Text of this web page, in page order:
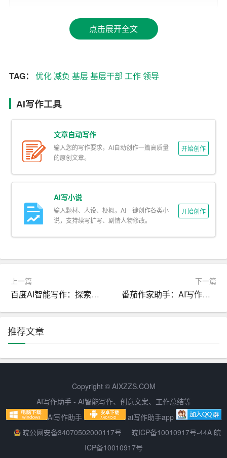
义等问题，领导讲话稿要深刻剖析原因，提出切实可行的
为中心的发展思想，真正把时间和精力投入到为民服务、
4. 推动工作落实。领导讲话稿要明确基层减负的具体任务
二、优化基层减负领导讲话稿的表述方式
1. 言简意赅。领导讲话稿要尽量简洁明了，避免冗长复杂
的表述，突出重点，抓住关键。
2. 通俗易懂。尽量使用生动形象、贴近实际的例子，使基
层干部容易理解和接受。
支持，激发基层干部的积极性和主动性。
4. 结合实际。充分考虑各地实际情况，提出具有针对性的
措施和建议。
三、加强基层减负领导讲话稿的落实与评估
1. 建立常态化机制。将基层减负领导讲话稿的落实纳入日
施，切实减轻基层干部负担。
3. 完善评估机制。对基层减负工作实施科学评估，及时发
4. 广泛听取基层意见。充分了解基层干部的需求和期望，
点击展开全文
TAG： 优化 减负 基层 基层干部 工作领导
AI写作工具
文章自动写作
输入您的写作要求，AI自动创作一篇高质量
的原创文章。
开始创作
AI写小说
输入题材、人设、梗概，AI一键创作各类小
说，支持续写扩写、剧情人物修改。
开始创作
上一篇
百度AI智能写作：探索智能写作的前沿
下一篇
番茄作家助手：AI写作创新工具协议的探索
推荐文章
Copyright © AIXZZS.COM
AI写作助手 - AI智能写作、创意文案、工作总结等
Ai写作助手
ai写作助手app
皖公网安备34070502000117号
皖ICP备10010917号-44A 皖
ICP备10010917号